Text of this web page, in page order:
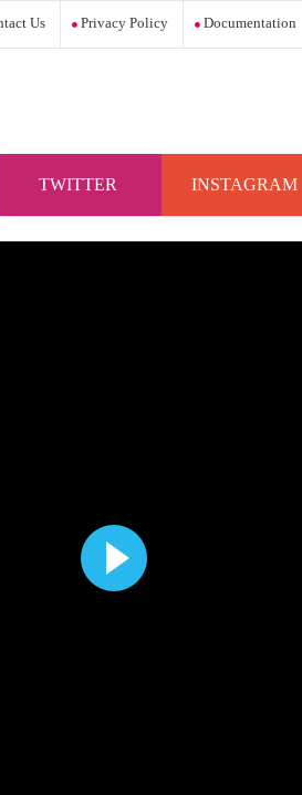
Us Privacy Policy Documentation
TWITTER INSTAGRAM